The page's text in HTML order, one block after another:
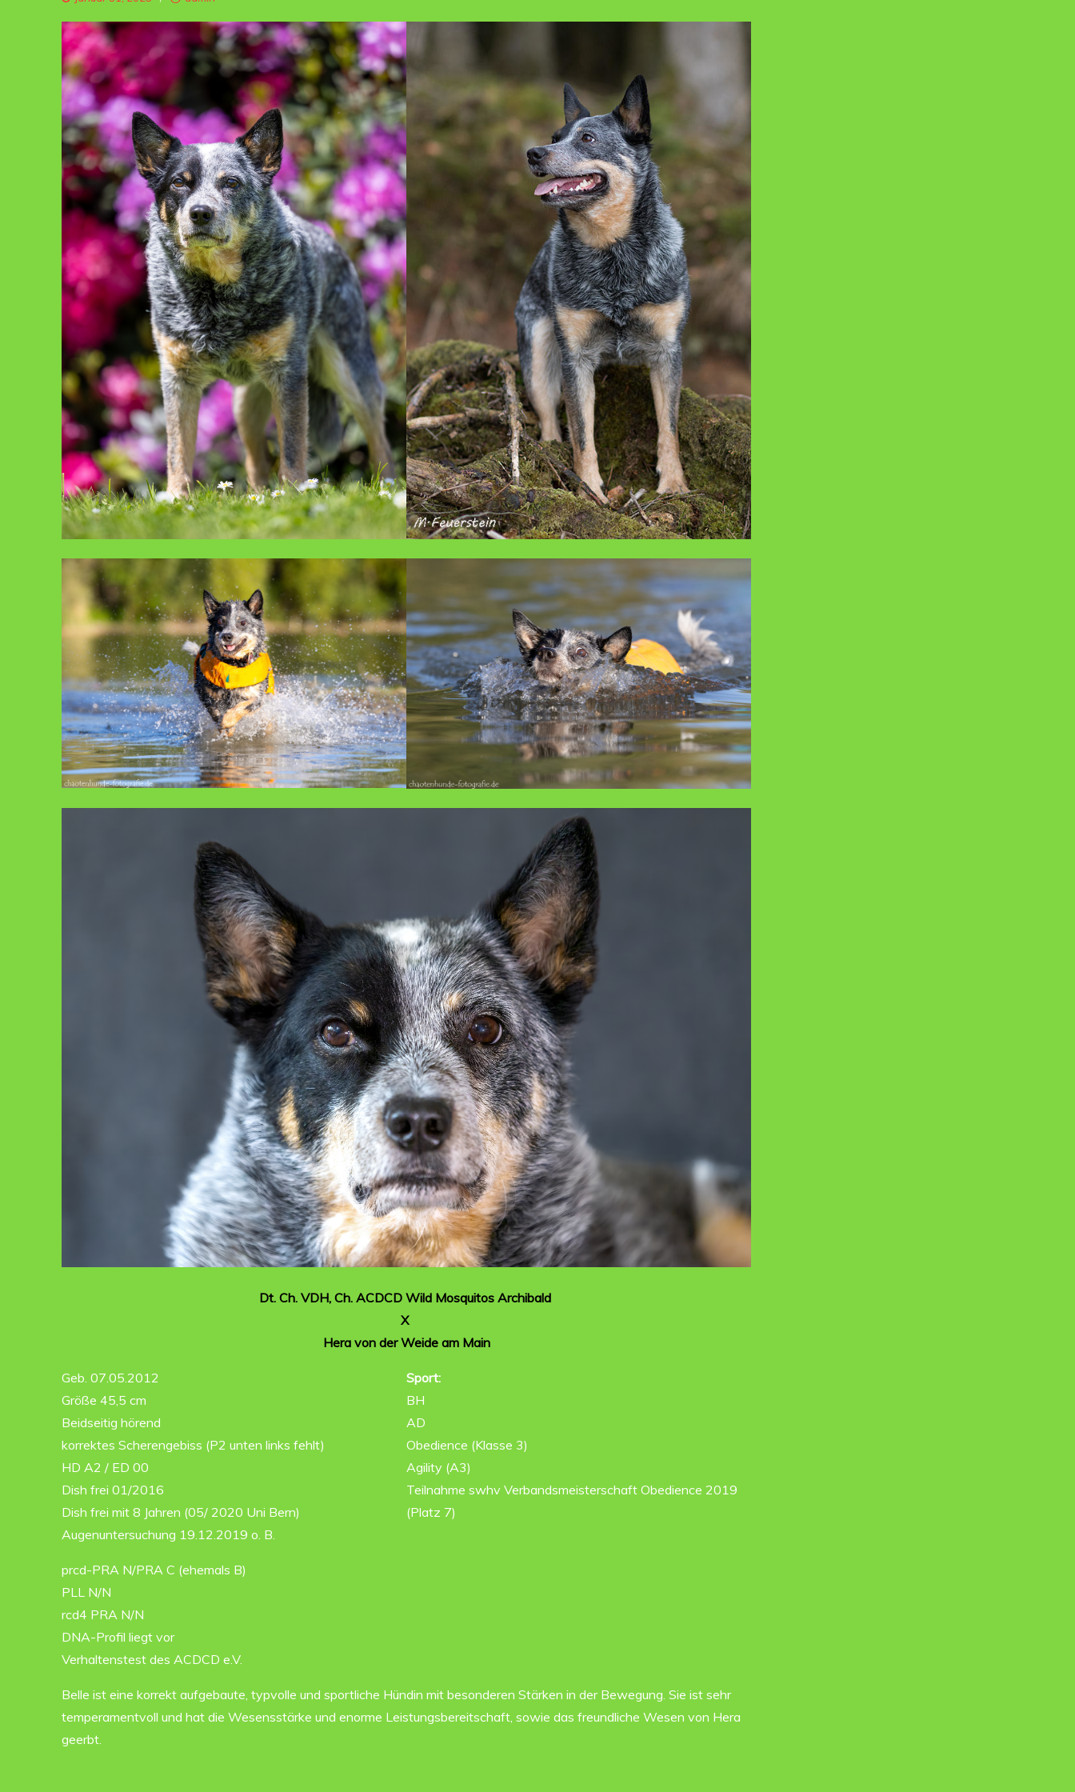
Dt. Ch. VDH, Ch. ACDCD Wild Mosquitos Archibald
X
Hera von der Weide am Main
Geb. 07.05.2012
Größe 45,5 cm
Beidseitig hörend
korrektes Scherengebiss (P2 unten links fehlt)
HD A2 / ED 00
Dish frei 01/2016
Dish frei mit 8 Jahren (05/ 2020 Uni Bern)
Augenuntersuchung 19.12.2019 o. B.
prcd-PRA N/PRA C (ehemals B)
PLL N/N
rcd4 PRA N/N
DNA-Profil liegt vor
Verhaltenstest des ACDCD e.V.
Sport:
BH
AD
Obedience (Klasse 3)
Agility (A3)
Teilnahme swhv Verbandsmeisterschaft Obedience 2019
(Platz 7)
Belle ist eine korrekt aufgebaute, typvolle und sportliche Hündin mit besonderen Stärken in der Bewegung. Sie ist sehr
temperamentvoll und hat die Wesensstärke und enorme Leistungsbereitschaft, sowie das freundliche Wesen von Hera
geerbt.